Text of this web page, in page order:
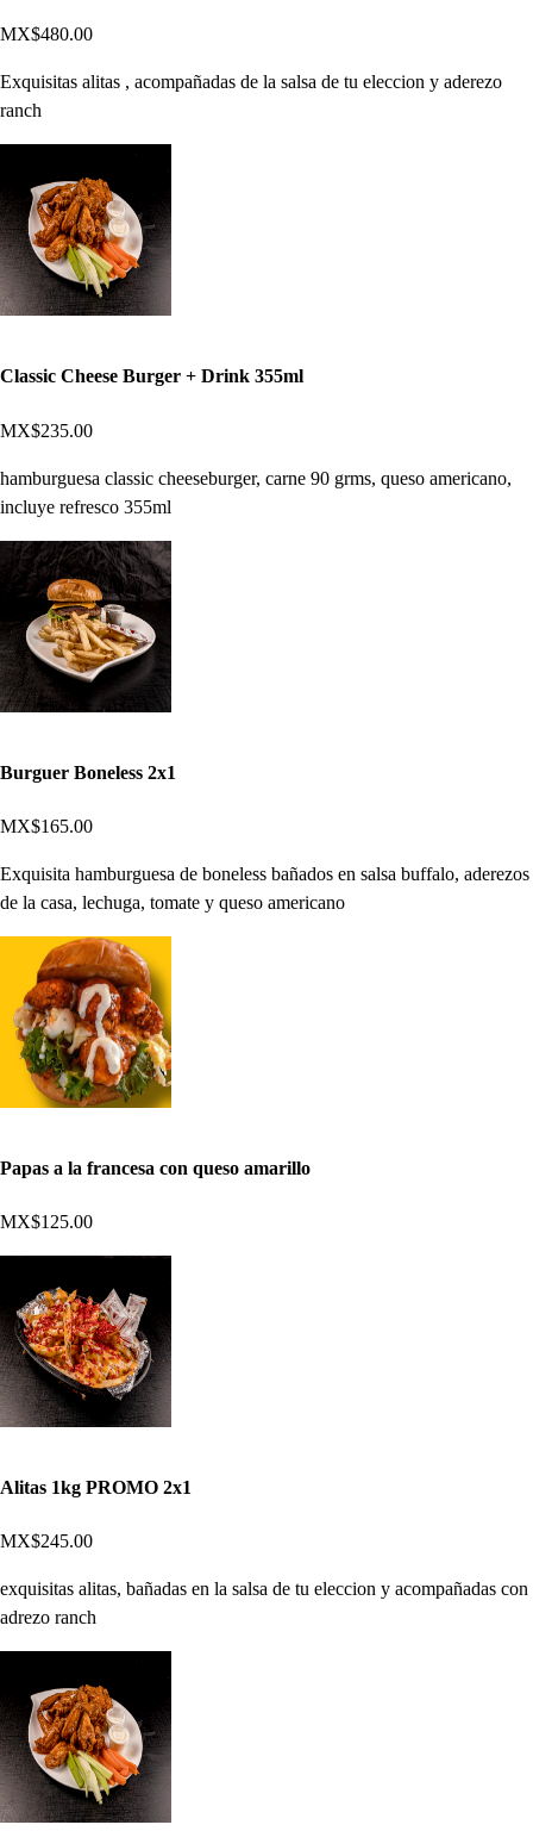
MX$480.00
Exquisitas alitas , acompañadas de la salsa de tu eleccion y aderezo
ranch
Classic Cheese Burger + Drink 355ml
MX$235.00
hamburguesa classic cheeseburger, carne 90 grms, queso americano,
incluye refresco 355ml
Burguer Boneless 2x1
MX$165.00
Exquisita hamburguesa de boneless bañados en salsa buffalo, aderezos
de la casa, lechuga, tomate y queso americano
Papas a la francesa con queso amarillo
MX$125.00
Alitas 1kg PROMO 2x1
MX$245.00
exquisitas alitas, bañadas en la salsa de tu eleccion y acompañadas con
adrezo ranch